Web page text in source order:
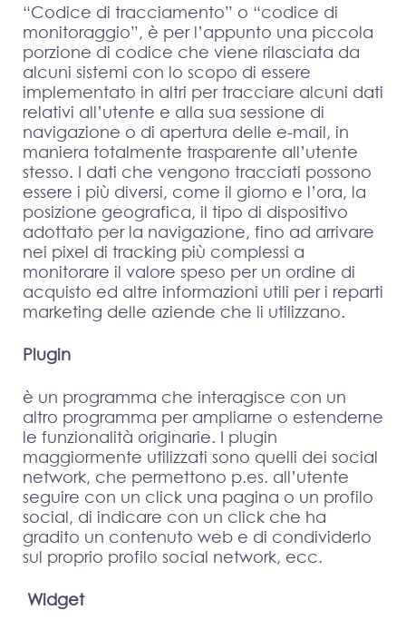
“Codice di tracciamento” o “codice di
monitoraggio”, è per l’appunto una piccola
porzione di codice che viene rilasciata da
alcuni sistemi con lo scopo di essere
implementato in altri per tracciare alcuni dati
relativi all’utente e alla sua sessione di
navigazione o di apertura delle e-mail, in
maniera totalmente trasparente all’utente
stesso. I dati che vengono tracciati possono
essere i più diversi, come il giorno e l’ora, la
posizione geografica, il tipo di dispositivo
adottato per la navigazione, fino ad arrivare
nei pixel di tracking più complessi a
monitorare il valore speso per un ordine di
acquisto ed altre informazioni utili per i reparti
marketing delle aziende che li utilizzano.
Plugin
è un programma che interagisce con un
altro programma per ampliarne o estenderne
le funzionalità originarie. I plugin
maggiormente utilizzati sono quelli dei social
network, che permettono p.es. all’utente
seguire con un click una pagina o un profilo
social, di indicare con un click che ha
gradito un contenuto web e di condividerlo
sul proprio profilo social network, ecc.
Widget